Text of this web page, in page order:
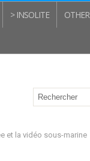
> INSOLITE
et la vidéo sous-marine